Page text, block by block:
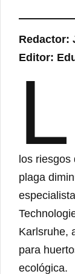
Redactor:
Editor:
L
los riesgos
plaga
Karlsruhe,
para
ecológica.